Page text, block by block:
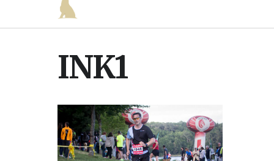
INK1